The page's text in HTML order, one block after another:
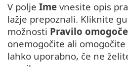
V polje Ime vnesite opis
lažje prepoznali. Kliknite
možnosti Pravilo
onemogočite ali
lahko uporabno, če ne